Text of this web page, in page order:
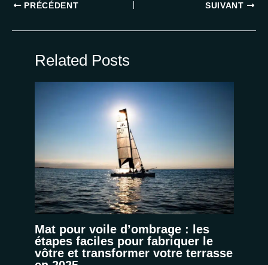
PRÉCÉDENT SUIVANT
Related Posts
Mat pour voile d’ombrage : les
étapes faciles pour fabriquer le
vôtre et transformer votre terrasse